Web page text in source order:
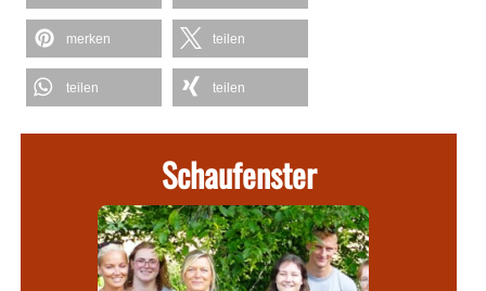
merken teilen
teilen teilen
Schaufenster